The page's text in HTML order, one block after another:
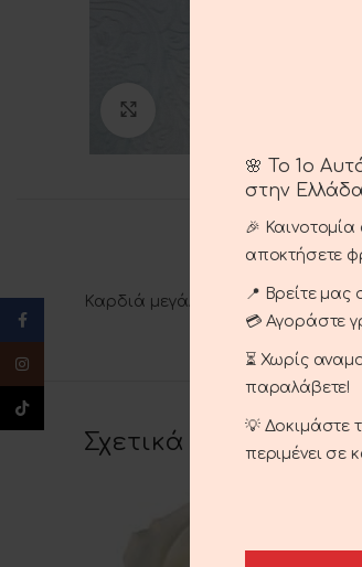
Καρδιά μεγάλη με πουλιές.
Σχετικά προϊόντα
🌸 Το 1ο
στην
🎉
αποκτήσετε
📍 Βρείτε μας
💳 Αγοράστε
⏳ Χωρίς
παραλάβετε!
💡 Δοκιμάστε
περιμένει σε